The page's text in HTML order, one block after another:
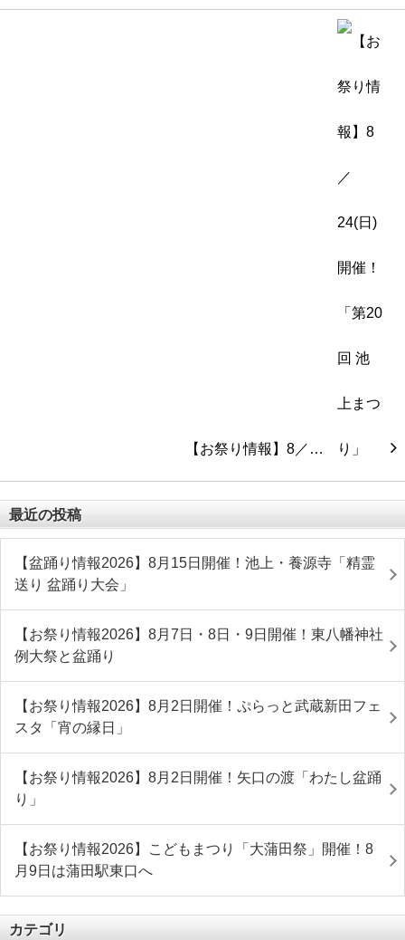
【お祭り情報】8／…
最近の投稿
【盆踊り情報2026】8月15日開催！池上・養源寺「精霊
送り 盆踊り大会」
【お祭り情報2026】8月7日・8日・9日開催！東八幡神社
例大祭と盆踊り
【お祭り情報2026】8月2日開催！ぷらっと武蔵新田フェ
スタ「宵の縁日」
【お祭り情報2026】8月2日開催！矢口の渡「わたし盆踊
り」
【お祭り情報2026】こどもまつり「大蒲田祭」開催！8
月9日は蒲田駅東口へ
カテゴリ